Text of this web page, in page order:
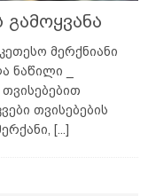
გამოყვანა
მერქნიანი
ნაწილი _
თვისებების
[...]